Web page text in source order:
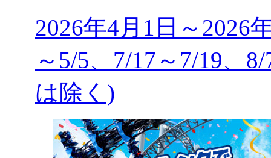
2026年4月1日～2026
～5/5、7/17～7/19、
は除く)